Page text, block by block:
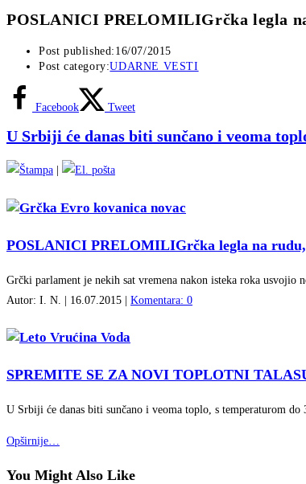
POSLANICI PRELOMILIGrčka legla
Post published: 16/07/2015
Post category:UDARNE VESTI
Facebook Tweet
U Srbiji će danas biti sunčano i veoma
POSLANICI PRELOMILIGrčka legla na
Grčki parlament je nekih sat vremena nakon isteka roka usvojio
Autor: I. N. | 16.07.2015 | Komentara: 0
SPREMITE SE ZA NOVI TOPLOTNI TALAS
U Srbiji će danas biti sunčano i veoma toplo, s temperaturom do
Opširnije…
You Might Also Like